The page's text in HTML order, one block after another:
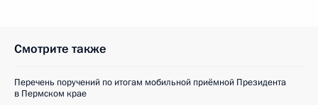
Смотрите также
Перечень поручений по итогам мобильной приёмной Президента
в Пермском крае